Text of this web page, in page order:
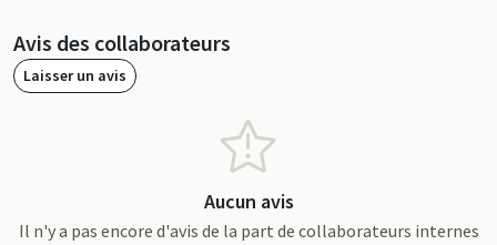
Avis des collaborateurs
Laisser un avis
Aucun avis
Il n'y a pas encore d'avis de la part de collaborateurs internes